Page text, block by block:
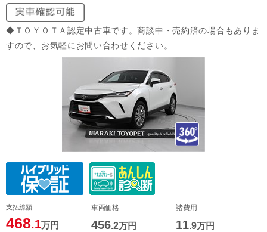
◆ＴＯＹＯＴＡ認定中古車です。商談中・売約済の場合もありま
すので、お気軽にお問い合わせください。
支払総額
468.1万円
車両価格
456.2万円
諸費用
11.9万円